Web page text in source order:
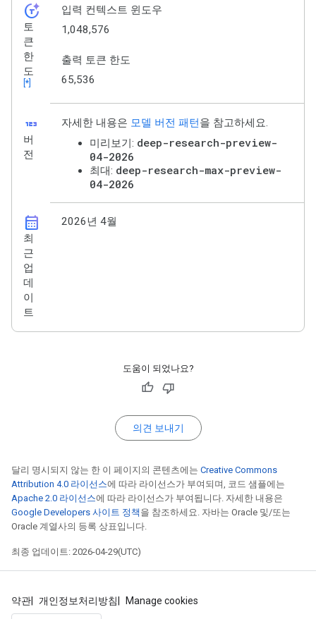
token_auto
토
큰
한
도
[*]
입력 컨텍스트 윈도우
1,048,576
출력 토큰 한도
65,536
123
버
전
자세한 내용은 모델 버전 패턴을 참고하세요.
미리보기: deep-research-preview-
04-2026
최대: deep-research-max-preview-
04-2026
calendar_month
최
근
업
데
이
트
2026년 4월
도움이 되었나요?
의견 보내기
달리 명시되지 않는 한 이 페이지의 콘텐츠에는 Creative Commons
Attribution 4.0 라이선스에 따라 라이선스가 부여되며, 코드 샘플에는
Apache 2.0 라이선스에 따라 라이선스가 부여됩니다. 자세한 내용은
Google Developers 사이트 정책 을 참조하세요. 자바는 Oracle 및/또는
Oracle 계열사의 등록 상표입니다.
최종 업데이트: 2026-04-29(UTC)
약관 개인정보처리방침 Manage cookies